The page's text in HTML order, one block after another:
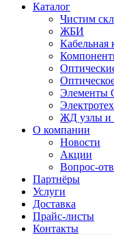
Каталог
Чистим
ЖБИ
Кабельная
Элементы
ЖД узлы и
О компании
Новости
Акции
Вопрос-
Партнёры
Услуги
Доставка
Прайс-листы
Контакты